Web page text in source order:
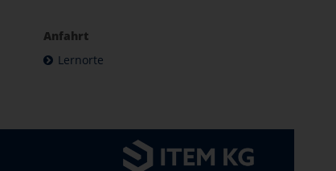
Anfahrt
Lernorte